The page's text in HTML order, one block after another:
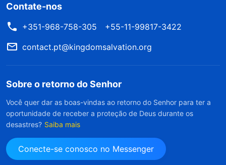
Contate-nos
+351-968-758-305
+55-11-99817-3422
contact.pt@kingdomsalvation.org
Sobre o retorno do Senhor
Você quer dar as boas-vindas ao retorno do Senhor para ter a
oportunidade de receber a proteção de Deus durante os
desastres? Saiba mais
Conecte-se conosco no Messenger